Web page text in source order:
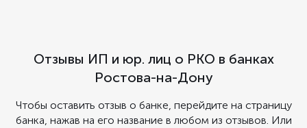
Отзывы ИП и юр. лиц о РКО в банках
Ростова-на-Дону
Чтобы оставить отзыв о банке, перейдите на страницу
банка, нажав на его название в любом из отзывов. Или